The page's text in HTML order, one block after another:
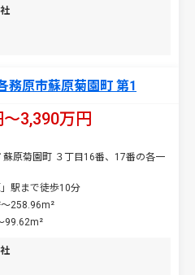
務原市蘇原菊園町 第1
3,390万円
蘇原菊園町 ３丁目16番、17番の各一
駅まで徒歩10分
258.96m²
99.62m²